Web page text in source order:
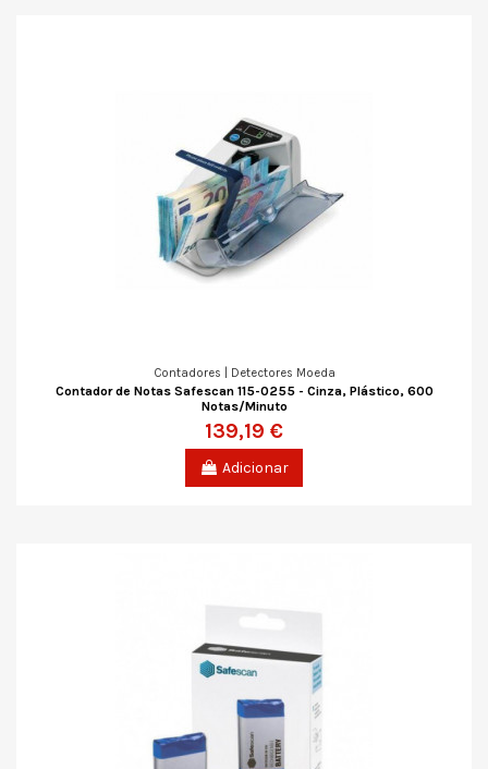
Contadores | Detectores Moeda
Contador de Notas Safescan 115-0255 - Cinza, Plástico, 600
Notas/Minuto
139,19 €
Adicionar